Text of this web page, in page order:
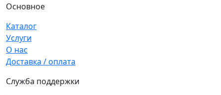
Основное
Каталог
Услуги
О нас
Доставка / оплата
Служба поддержки